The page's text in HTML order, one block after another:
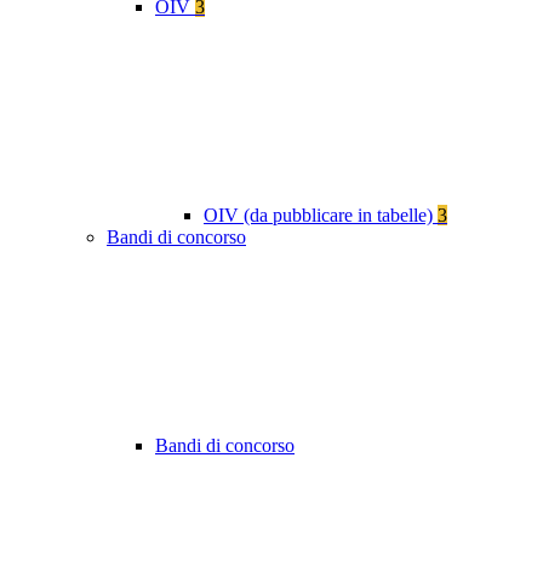
OIV 3
OIV (da pubblicare in tabelle) 3
Bandi di concorso
Bandi di concorso